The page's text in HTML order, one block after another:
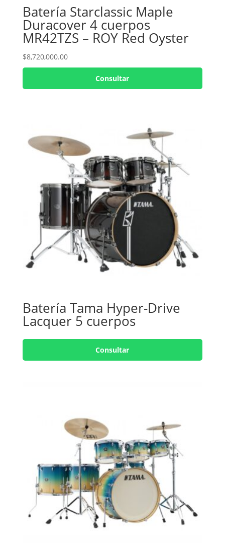
Batería Starclassic Maple
Duracover 4 cuerpos
MR42TZS – ROY Red Oyster
$8,720,000.00
Consultar
Batería Tama Hyper-Drive
Lacquer 5 cuerpos
Consultar